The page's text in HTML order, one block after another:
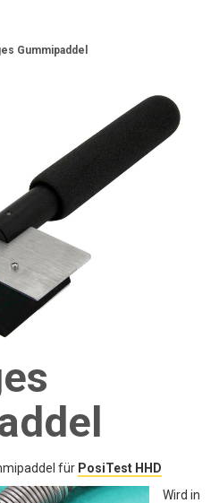
Gummipaddel
für PosiTest HHD
Wird in